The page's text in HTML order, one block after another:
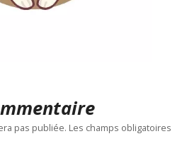
pas publiée. Les champs obligatoires